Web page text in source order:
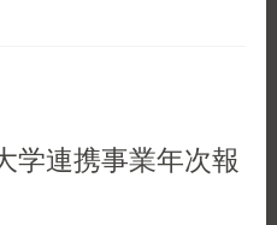
学連携事業年次報